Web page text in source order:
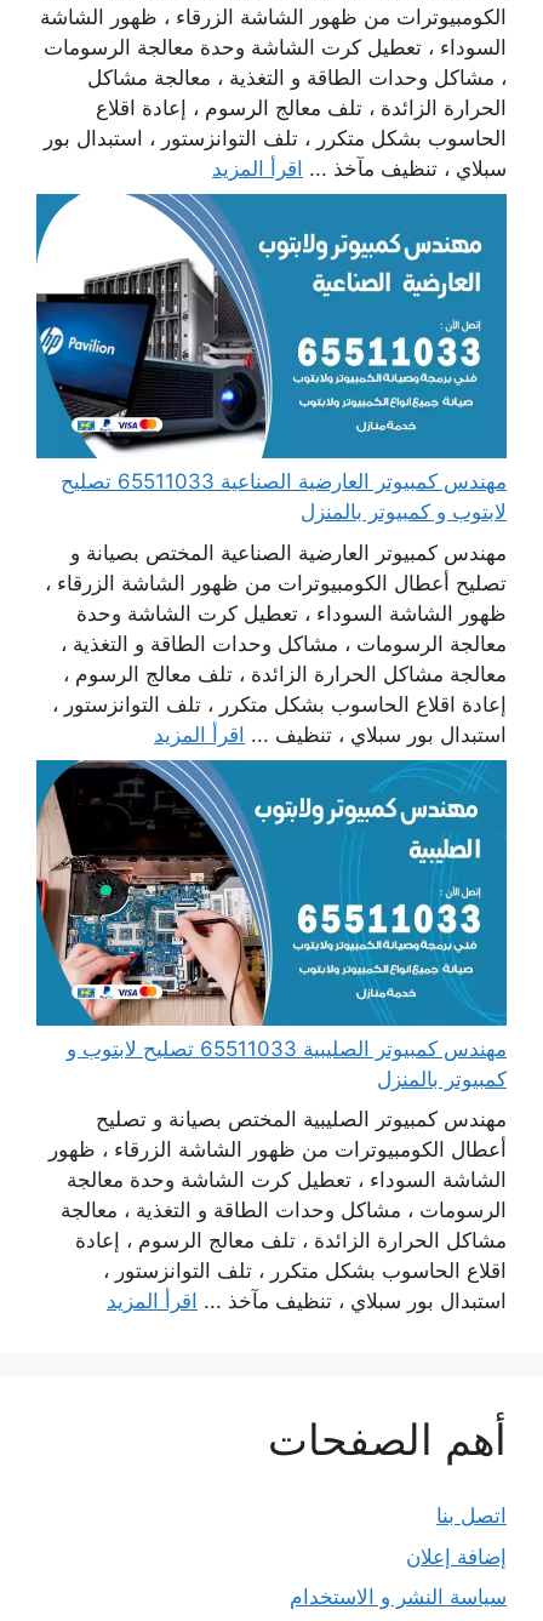
الكومبيوترات من ظهور الشاشة الزرقاء ، ظهور الشاشة
السوداء ، تعطيل كرت الشاشة وحدة معالجة الرسومات
، مشاكل وحدات الطاقة و التغذية ، معالجة مشاكل
الحرارة الزائدة ، تلف معالج الرسوم ، إعادة اقلاع
الحاسوب بشكل متكرر ، تلف التوانزستور ، استبدال بور
سبلاي ، تنظيف مآخذ ... اقرأ المزيد
مهندس كمبيوتر العارضية الصناعية 65511033 تصليح
لابتوب و كمبيوتر بالمنزل
مهندس كمبيوتر العارضية الصناعية المختص بصيانة و
تصليح أعطال الكومبيوترات من ظهور الشاشة الزرقاء ،
ظهور الشاشة السوداء ، تعطيل كرت الشاشة وحدة
معالجة الرسومات ، مشاكل وحدات الطاقة و التغذية ،
معالجة مشاكل الحرارة الزائدة ، تلف معالج الرسوم ،
إعادة اقلاع الحاسوب بشكل متكرر ، تلف التوانزستور ،
استبدال بور سبلاي ، تنظيف ... اقرأ المزيد
مهندس كمبيوتر الصليبية 65511033 تصليح لابتوب و
كمبيوتر بالمنزل
مهندس كمبيوتر الصليبية المختص بصيانة و تصليح
أعطال الكومبيوترات من ظهور الشاشة الزرقاء ، ظهور
الشاشة السوداء ، تعطيل كرت الشاشة وحدة معالجة
الرسومات ، مشاكل وحدات الطاقة و التغذية ، معالجة
مشاكل الحرارة الزائدة ، تلف معالج الرسوم ، إعادة
اقلاع الحاسوب بشكل متكرر ، تلف التوانزستور ،
استبدال بور سبلاي ، تنظيف مآخذ ... اقرأ المزيد
أهم الصفحات
اتصل بنا
إضافة إعلان
سياسة النشر و الاستخدام